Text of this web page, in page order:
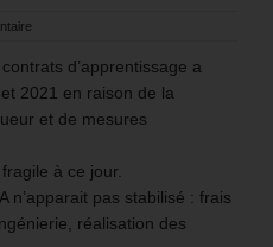
d’apprentissage a
2021 en raison de la
et de mesures
à ce jour.
n’apparait pas stabilisé : frais
réalisation des